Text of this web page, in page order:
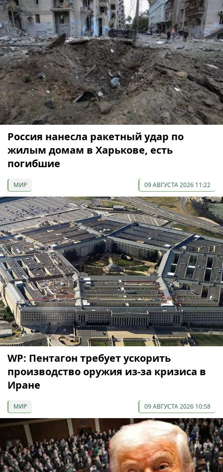
Россия нанесла ракетный удар по
жилым домам в Харькове, есть
погибшие
МИР 09 АВГУСТА 2026 11:22
WP: Пентагон требует ускорить
производство оружия из-за кризиса в
Иране
МИР 09 АВГУСТА 2026 10:58